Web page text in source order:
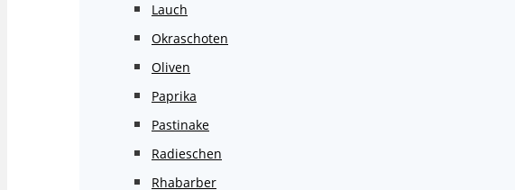
Lauch
Okraschoten
Oliven
Paprika
Pastinake
Radieschen
Rhabarber